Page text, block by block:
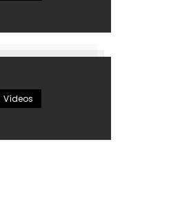
Vídeos